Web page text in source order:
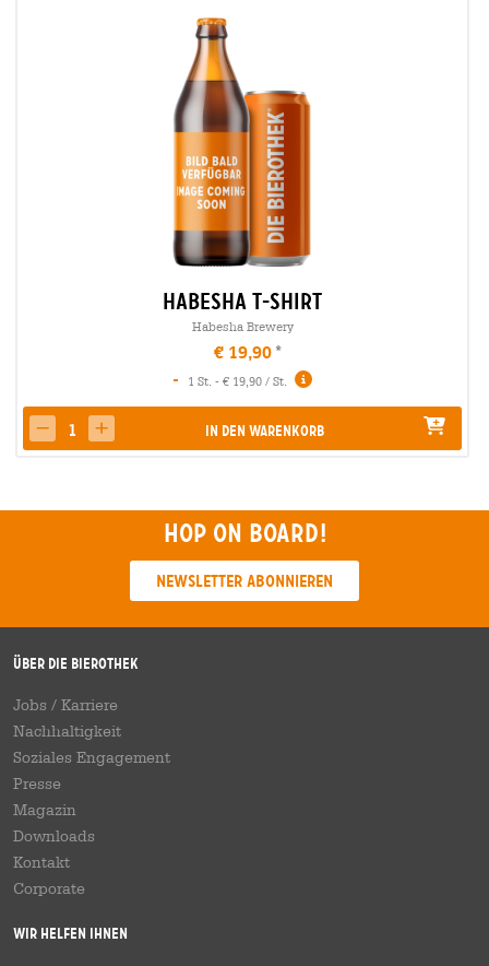
Habesha T-Shirt
Habesha Brewery
€ 19,90
-
1 St. - € 19,90 / St.
decrease quantity
increase quantityIn den Warenkorb
Hop on board!
Newsletter abonnieren
Über die Bierothek
Jobs / Karriere
Nachhaltigkeit
Soziales Engagement
Presse
Magazin
Downloads
Kontakt
Corporate
Wir helfen Ihnen